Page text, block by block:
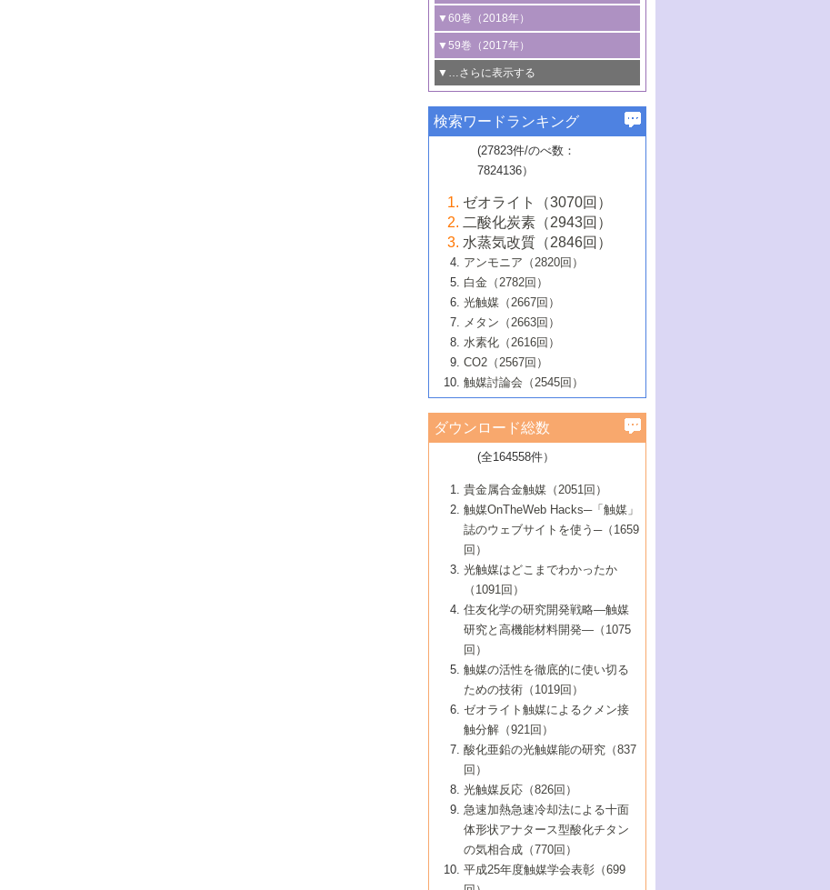
る非貴金属触媒の研究動向
5号 ゼオライトの合成と応用における研
究動向
6号 ヘテロ接合界面
B号 第135回触媒討論会（2025年）
線を利用した触媒解析技術の最先端
5号 単原子触媒
6号 参照触媒委員会からのお知らせ
B号 第133回触媒討論会（2023年）
4号 格子酸素・格子酸素欠陥を利用した
触媒反応
5号 生体触媒によるエネルギー変換反応
6号 窒素とリンの循環のための触媒・機
能性材料
3号 CO の排出削減および有効活用のた
めの触媒技術
4号 若手による情報発信企画～とびたて
若き触媒の研究者たち～（1）
若き触媒の研究者たち～（2）
6号 石油のノーブル・ユースを志向した
触媒技術
大学：オンライン・対面開催）
3号 特殊反応場を利用した触媒的分子変
換反応
4号 多孔質材料を用いた触媒の新展開
5号 情報学的手法を用いた触媒開発
6号 カーボンニュートラルに向けた電解
技術
B号 第127回触媒討論会（2021年・オン
ライン開催(Zoom)のみ）
タリゼーション
2号 機能化学品製造に資するクリーンな
触媒的酸化反応
3号 水処理のための触媒化学
4号 光触媒を用いた水分解の最新の研究
動向
5号 次世代の触媒プロセスを支えるマイ
6号 メタン転換技術の最新動向
B号 第125回触媒討論会（2020年・工学
院大学）
1号 物質移動制御に着目した触媒プロセ
ス開発
2号 CO2 フリー水素サプライチェーンに
関わる触媒開発動向
3号 精密高分子合成に関する最近の研究
動向
4号 バイオマス化成品製造のための触媒
5号 固体触媒による含窒素有機化合物変
換の最前線
6号 貴金属使用量低減に向けた自動車排
ガス浄化触媒の開発
B号 第123回触媒討論会（2019年・大阪
▼60巻（2018年）
1号 固体酸触媒の最新の研究動向
2号 二酸化炭素からの有用化学品合成
3号 ナノ粒子・クラスター触媒の最前線
4号 60周年記念企画
5号 進化するゼオライト合成技術
6号 非貴金属系触媒における電気化学的
B号 第121回触媒討論会（2018年・東京
大学）
▼59巻（2017年）
1号 いたるところに，触媒
最先端技術
3号 無機分離膜材料の開発と触媒反応プ
ロセスへの適用
5号 水素のふるまいを解き明かす最先端
研究
6号 低級アルカンの有効利用のための触
媒技術
B号 第119回触媒討論会（2017年・首都
大学東京）
▼…さらに表示する
1号 ユニークな構造の高分子を生み出す触
2号 リグニンからの化成品製造に向けた触
媒技術
3号 触媒研究の最先端～とびたて若き研究
者たち～（1）
4号 触媒研究の最先端～とびたて若き研究
者たち～（2）
5号 触媒研究の最先端～とびたて若き研究
者たち～（3）
6号 イオニクス材料と燃料電池・電解合成
の最新の研究動向
B号 第117回触媒討論会（2016年・大阪府
立大学）
▼57巻（2015年）
1号 水素キャリアにかかわる触媒技術の新
2号 石油精製用触媒の最近の進展
3号 固体酸化物形燃料電池（SOFC）におけ
るアノード触媒上での燃料直接改質技術
4号 コアシェル構造の制御による触媒機能
5号 工業触媒およびその周辺技術の最近の
進歩
6号 ナノシート
B号 第115回触媒討論会（2015年・成蹊大
▼56巻（2014年）
2号 光触媒反応機構に関する最新の研究動
向
開発動向
4号 人工光合成に向けた近年のアプローチ
5号 未利用熱エネルギーの有効活用に貢献
する触媒技術
6号 ポリオキソメタレート
B号 第113回触媒討論会（2014年・ロワジ
ールホテル豊橋）
1号 高耐久性燃料電池システム用触媒にお
ける新展開
2号 リビングラジカル重合の最近の動向
3号 天然ガスの化学工業的展開に関する触
媒技術
4号 貴金属触媒の精密構造制御とその活用
5号 バイオマス化成品製造のための固体触
6号 ナノ空間─吸着状態解析から新機能開拓
B号 第111回触媒討論会（2013年・関西大
▼54巻（2012年）
1号 規則性多孔体の利用技術における最近
の進歩
2号 第109回触媒討論会
3号 貴金属低減技術の最新動向
4号 貴金属代替技術の最新動向
5号 光触媒による物質変換反応の新展開
6号 グラフェン
7号 水素を利用する化成品合成の新潮流
▼53巻（2011年）
1号 金属学から見る合金触媒の新展開
2号 第107回触媒討論会
3号 触媒のその場観察法の進歩（１）
4号 触媒のその場観察法の進歩（２）
5号 不活性結合の触媒的活性化による有機
合成
6号 新しい固体酸触媒技術
7号 ゼオライト合成における最近の進歩
▼52巻（2010年）
1号 触媒の劣化対策と長寿命触媒開発
2号 第105回触媒討論会
3号 ナノ構造が拓く新機能
4号 活性サイトおよびその環境の精密な設
計による触媒の高機能化
5号 触媒を有効に使うための技術
7号 有機分子触媒による精密有機合成
8号 高機能化ポリオレフィンに向けた重合
触媒の最近の進展
1号 炭素材料－熱い注目を集める材料－
2号 第103回触媒討論会
3号 環境浄化用光触媒の現状と課題
4号 水素社会の実現に向けた水素製造・貯
蔵技術の進歩
5号 CO2が関わる触媒・材料
7号 持続可能社会実現のための触媒および
触媒関連技術
▼50巻（2008年）
1号 触媒化学と学会のこの10年，半世紀，
そして未来
2号 第101回触媒討論会
4号 錯体を利用したユニークな表面構造の
構築と機能
5号 若手会員による触媒研究の未来展望1：
企業編
6号 第102回触媒討論会
7号 触媒・化学反応における計算化学の進
8号 若手研究者による触媒研究の未来展望
2：大学・研究所編
▼49巻（2007年）
1号 含フッ素化合物の合成と触媒
2号 第99回触媒討論会
3号 実用的ファインケミカル合成プロセス
を実現する触媒
5号 こんな物質，あんな物質―新たな触媒
の可能性―
7号 『結晶の化学』を活かした触媒研究
8号 イオン液体の応用
▼48巻（2006年）
1号 固体酸触媒の最近の進歩
2号 第97回触媒討論会
3号 リビング重合触媒の最近の展開
5号 水素製造・貯蔵のための触媒技術の新
しい展開
6号 第98回触媒討論会
7号 基礎化学品製造の触媒技術
8号 多機能型リアクター
1号 最近の触媒担体とその効果
2号 第95回触媒討論会
4号 水分解用光触媒材料
5号 時間分解分光の進歩と応用
6号 第96回触媒討論会
8号 超臨界流体を用いた化学プロセスの新
▼46巻（2004年）
1号 部分酸化反応触媒の最前線
2号 第93回触媒討論会
3号 特殊エネルギー場の触媒反応
4号 生体内における金属の触媒作用
5号 ファインケミカルズの展開に寄与する
6号 第94回触媒討論会
7号 サブナノレベルでみた新しい表面現象
8号 オレフィン重合触媒の新たな展
▼45巻（2003年）
1号 なぜこの触媒が良いのか？
2号 第91回触媒討論会
3号 最近の自動車排ガス処理技術
4号 触媒研究の現状と将来─第90回触媒討論
5号 基礎化学品製造の触媒技術
6号 第92回触媒討論会
7号 基礎化学品製造の触媒技術
8号 資源の循環と触媒技術
▼44巻（2002年）
1号 高次制御された触媒の化学
2号 第89回触媒討論会
3号 触媒を利用した電気化学の新展開
4号 ナノ材料の調製と機能化
5号 こんな触媒が欲しい
6号 第90回触媒討論会
7号 触媒研究と学術雑誌/情報
8号 若い世代からみた触媒化学の現状と未
▼43巻（2001年）
1号 グリーンケミストリーと触媒
2号 第87回触媒討論会特集号
3号 生体触媒とバイオプロセス
4号 水素製造・利用の触媒化学
5号 触媒研究における新しい切り口：コン
ビナトリアルケミストリー
6号 第88回触媒討論会特集号
7号 企業における触媒研究のブレークスル
8号 この材料を触媒として使ってみません
▼42巻（2000年）
1号 触媒反応工学の明日を拓く
2号 第85回触媒討論会
3号 反応ダイナミクス
5号 触媒のおもしろさをどのように伝える
6号 第86回触媒討論会
7号 水素化精製触媒の新しい展開
8号 新しい反応性と機能性を目指した金属
クラスタ-化学
▼41巻（1999年）
1号 孔、穴、あな?-特異な空間とその利用-
2号 第83回触媒討論会
3号 均一系触媒反応最前線
4号 実用炭素材料の新展開
5号 研究の方法論を考える
7号 機能性金属材料と触媒
8号 触媒研究へのNMRの応用と展望
▼40巻（1998年）
進展と21世紀への提言/創立40周年記念・触
媒学会この10年の歩みとこれから/創立40周
2号 第81回触媒討論会
3号 計算機触媒化学へのさそい
4号 触媒劣化の制御と予測
5号 最新の実用プロセスと触媒
6号 第82回触媒討論会
7号 ナノ構造体の化学
8号 あの反応は今
1号 均一系と不均一系触媒反応-その特徴と
接点
2号 第79回触媒討論会
3号 最新NO除去触媒の実用化研究
4号 新しい反応場を目指した触媒調製
5号 反応・分離技術の新しい展開
6号 第80回触媒討論会
8号 AFMでみる世界
▼38巻（1996年）
1号 触媒の構造と触媒作用/C1化学を中心と
する21世紀への触媒
3号 オリンピックメダル:金・銀・銅はどん
な触媒作用を示すか
4号 触媒作用における機能の複合化
5号 未来を拓け！若手研究者
6号 第78回触媒討論会
7号 ダイナミックな領域への触媒研究の展
開/C1化学を中心とする21世紀への触媒
▼37巻（1995年）
1号 ファインケミカルズと固体触媒
2号 第75回触媒討論会
3号 希土類を利用した触媒
4号 触媒とリサイクル
5号 エネルギー変換触媒
6号 第76回触媒討論会
7号 表面吸着相の新しい展開
8号 マイクロポーラス・クリスタル触媒の
▼36巻（1994年）
1号 電気化学と触媒
2号 第73回触媒討論会
3号 C4化学の展開
4号 《通常号》
5号 《通常号》
6号 第74回触媒討論会
▼35巻（1993年）
1号 工業触媒開発マニュアル―探索から工
業化まで
2号 第71回触媒討論会
3号 研究開発のうらおもて―着想と展開
4号 触媒劣化と寿命の予測
5号 環境に優しい触媒
▼34巻（1992年）
1号 インパクトを与えたこの研究
2号 第69回触媒討論会
3号 ケミカルズ合成触媒―新しい展開と応
▼33巻（1991年）
1号 触媒プロセス開発マニュアル―探索か
ら工業化まで，知っておきたいこと PartII
2号 第67回触媒討論会
▼32巻（1990年）
1号 21世紀に向けて触媒研究の飛躍をめざ
す―触媒化学の裾野を広げよう
2号 第65回触媒討論会
▼31巻（1989年）
1号 情報科学と反応設計・材料設計
▼30巻（1988年）
検索ワードランキング
(27823件/のべ数：
7824136）
ゼオライト（3070回）
二酸化炭素（2943回）
水蒸気改質（2846回）
アンモニア（2820回）
白金（2782回）
光触媒（2667回）
メタン（2663回）
水素化（2616回）
CO2（2567回）
触媒討論会（2545回）
ダウンロード総数
(全164558件）
貴金属合金触媒（2051回）
触媒OnTheWeb Hacks─「触媒」
誌のウェブサイトを使う─（1659
回）
光触媒はどこまでわかったか
（1091回）
住友化学の研究開発戦略―触媒
研究と高機能材料開発―（1075
回）
触媒の活性を徹底的に使い切る
ための技術（1019回）
ゼオライト触媒によるクメン接
触分解（921回）
酸化亜鉛の光触媒能の研究（837
回）
光触媒反応（826回）
急速加熱急速冷却法による十面
体形状アナタース型酸化チタン
の気相合成（770回）
平成25年度触媒学会表彰（699